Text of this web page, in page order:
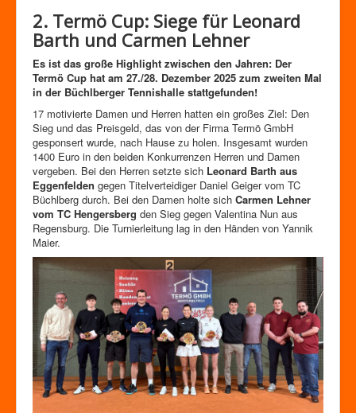
2. Termö Cup: Siege für Leonard
Barth und Carmen Lehner
Es ist das große Highlight zwischen den Jahren: Der
Termö Cup hat am 27./28. Dezember 2025 zum zweiten Mal
in der Büchlberger Tennishalle stattgefunden!
17 motivierte Damen und Herren hatten ein großes Ziel: Den
Sieg und das Preisgeld, das von der Firma Termö GmbH
gesponsert wurde, nach Hause zu holen. Insgesamt wurden
1400 Euro in den beiden Konkurrenzen Herren und Damen
vergeben. Bei den Herren setzte sich Leonard Barth aus
Eggenfelden gegen Titelverteidiger Daniel Geiger vom TC
Büchlberg durch. Bei den Damen holte sich Carmen Lehner
vom TC Hengersberg den Sieg gegen Valentina Nun aus
Regensburg. Die Turnierleitung lag in den Händen von Yannik
Maier.